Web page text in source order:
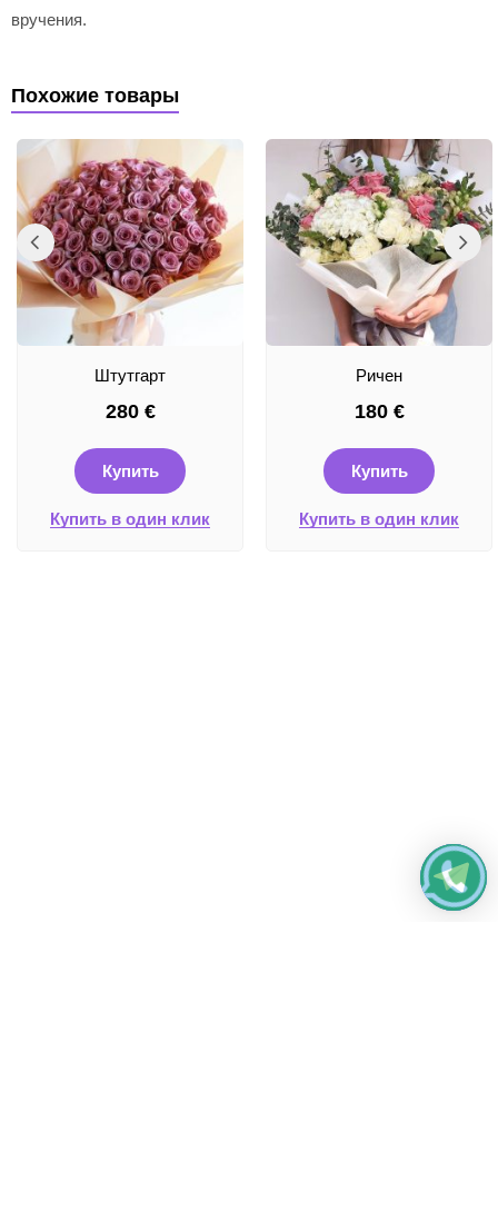
вручения.
Похожие товары
Штутгарт
280 €
Купить
Купить в один клик
Ричен
180 €
Купить
Купить в один клик